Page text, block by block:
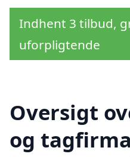
Indhent 3 tilbud,
uforpligtende
Oversigt
og